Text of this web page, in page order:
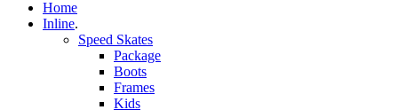
Home
Inline.
Speed Skates
Package
Boots
Frames
Kids